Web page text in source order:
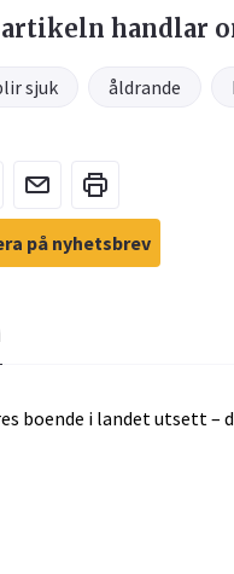
artikeln handlar
sjuk åldrande
på nyhetsbrev